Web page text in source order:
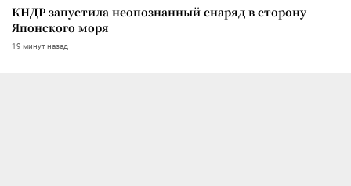
КНДР запустила неопознанный снаряд в сторону
Японского моря
19 минут назад